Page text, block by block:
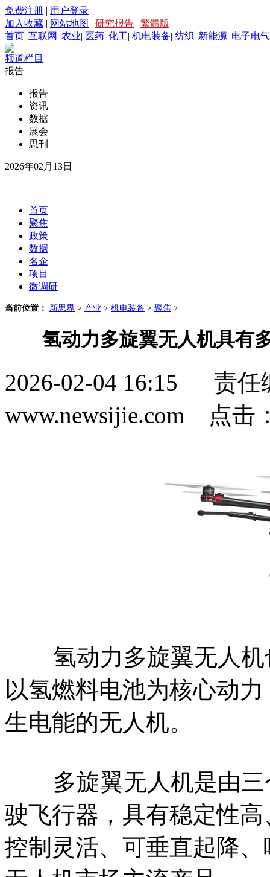
免费注册 | 用户登录
加入收藏 | 网站地图 | 研究报告 | 繁體版
首页| 互联网 | 农业| 医药| 化工| 机电装备| 纺织| 新能源| 电子电气
频道栏目
报告
报告
资讯
数据
展会
思刊
2026年02月13日
首页
聚焦
政策
数据
名企
项目
微调研
当前位置： 新思界 > 产业 > 机电装备 > 聚焦 >
氢动力多旋翼无人机具有
2026-02-04 16:15 责
www.newsijie.com 点击
氢动力多旋翼无人机
以氢燃料电池为核心动
生电能的无人机。
多旋翼无人机是由三
驶飞行器，具有稳定性
控制灵活、可垂直起降